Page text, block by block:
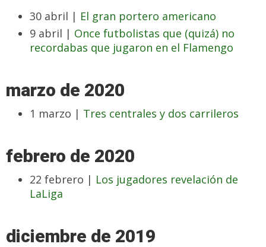
30 abril | El gran portero americano
9 abril | Once futbolistas que (quizá) no
recordabas que jugaron en el Flamengo
marzo de 2020
1 marzo | Tres centrales y dos carrileros
febrero de 2020
22 febrero | Los jugadores revelación de
LaLiga
diciembre de 2019